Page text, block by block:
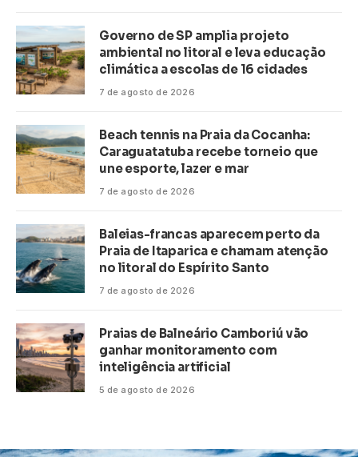
Governo de SP amplia projeto
ambiental no litoral e leva educação
climática a escolas de 16 cidades
7 de agosto de 2026
Beach tennis na Praia da Cocanha:
Caraguatatuba recebe torneio que
une esporte, lazer e mar
7 de agosto de 2026
Baleias-francas aparecem perto da
Praia de Itaparica e chamam atenção
no litoral do Espírito Santo
7 de agosto de 2026
Praias de Balneário Camboriú vão
ganhar monitoramento com
inteligência artificial
5 de agosto de 2026